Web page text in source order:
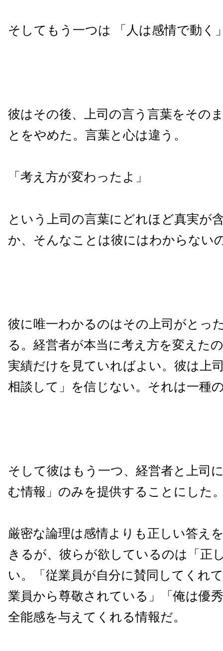
そしてもう一つは 「人は感情で動く
彼はその後、上司の言う言葉をその
とをやめた。言葉と心は違う。
「考え方が変わったよ」
という上司の言葉にどれほど真実が
か、そんなことは彼にはわからない
彼に唯一わかるのはその上司がとっ
る。経営者が本当に考え方を変えた
実績だけを見ていればよい。彼は上
相談して」を信じない。それは一種
そして彼はもう一つ、経営者と上司
む情報」のみを提供することにした
厳密な論理は感情よりも正しい答え
きるが、彼らが欲しているのは「正
い。「従業員が自分に賛同してくれ
業員から尊敬されている」「俺は優
全能感を与えてくれる情報だ。